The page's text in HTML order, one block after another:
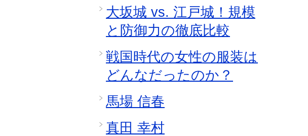
大坂城 vs. 江戸城！規模
と防御力の徹底比較
戦国時代の女性の服装は
どんなだったのか？
馬場 信春
真田 幸村